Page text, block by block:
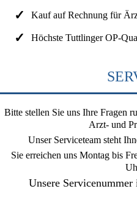
Kauf auf Rechnung für
Höchste Tuttlinger OP-
Bitte stellen Sie uns Ihre Fragen
Arzt- und
Unser Serviceteam steht
Sie erreichen uns Montag bis
Unsere Servicenummer